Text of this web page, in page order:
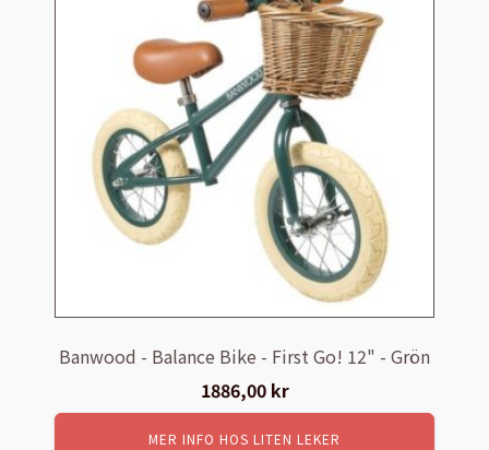
Banwood - Balance Bike - First Go! 12" - Grön
1886,00 kr
MER INFO HOS LITEN LEKER